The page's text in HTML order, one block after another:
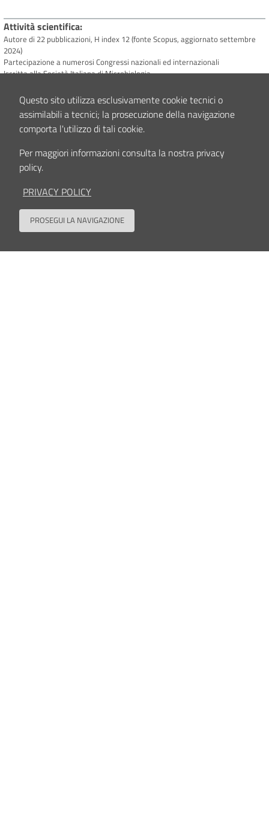
Attività scientifica
Autore di 22 pubblicazioni, H index 12 (fonte Scopus, aggiornato settembre
2024)
Partecipazione a numerosi Congressi nazionali ed internazionali
Iscritta alla Società Italiana di Microbiologia
Interessi clinici e/o scientifici
Gli interessi scientifici sono rivolti alla microbiologia medica, agli aspetti
patogenetici delle infezioni, all’interazione microrganismo-ospite e allo
Questo sito utilizza esclusivamente cookie tecnici o
assimilabili a tecnici; la prosecuzione della navigazione
comporta l'utilizzo di tali cookie.
Per maggiori informazioni consulta la nostra privacy
policy.
PRIVACY POLICY
PROSEGUI LA NAVIGAZIONE